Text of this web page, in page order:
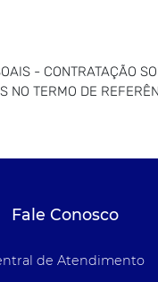
- CONTRATAÇÃO
NO TERMO DE
Fale Conosco
de Atendimento